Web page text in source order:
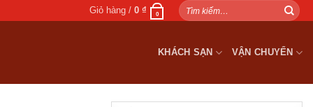
Giỏ hàng /0₫ 0
Tìm
kiếm:
KHÁCH SẠN VẬN CHUYỂN